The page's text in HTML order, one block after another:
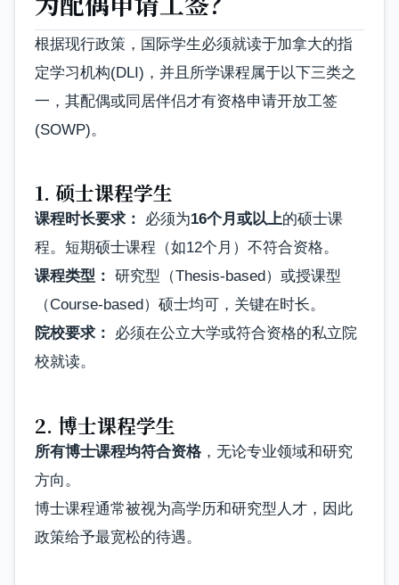
根据现行政策，国际学生必须就读于加拿大的指
定学习机构(DLI)，并且所学课程属于以下三类之
一，其配偶或同居伴侣才有资格申请开放工签
(SOWP)。
1. 硕士课程学生
课程时长要求： 必须为16个月或以上的硕士课
程。短期硕士课程（如12个月）不符合资格。
课程类型： 研究型（Thesis-based）或授课型
（Course-based）硕士均可，关键在时长。
院校要求：
必须在公立大学或符合资格的私立院
校就读。
2. 博士课程学生
所有博士课程均符合资格 ，无论专业领域和研究
方向。
博士课程通常被视为高学历和研究型人才，因此
政策给予最宽松的待遇。